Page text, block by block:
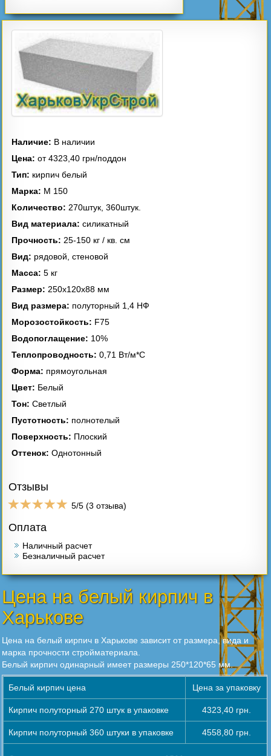
Наличие: В наличии
Цена: от 4323,40 грн/поддон
Тип: кирпич белый
Марка: M 150
Количество: 270штук, 360штук.
Вид материала: силикатный
Прочность: 25-150 кг / кв. см
Вид: рядовой, стеновой
Масса: 5 кг
Размер: 250х120х88 мм
Вид размера: полуторный 1,4 НФ
Морозостойкость: F75
Водопоглащение: 10%
Теплопроводность: 0,71 Вт/м*С
Форма: прямоугольная
Цвет: Белый
Тон: Светлый
Пустотность: полнотелый
Поверхность: Плоский
Оттенок: Однотонный
Отзывы
5/5 (3 отзыва)
Оплата
Наличный расчет
Безналичный расчет
Цена на белый кирпич в
Харькове
Цена на белый кирпич в Харькове зависит от размера, вида и
марка прочности стройматериала.
Белый кирпич одинарный имеет размеры 250*120*65 мм.
Белый кирпич цена Цена за упаковку
Кирпич полуторный 270 штук в упаковке 4323,40 грн.
Кирпич полуторный 360 штуки в упаковке 4558,80 грн.
Газоблок
Щебень
Асбестоцементные
трубы
Пиломатериалы